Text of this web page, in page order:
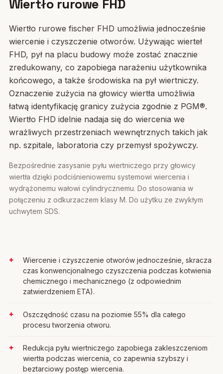
Wiertło rurowe FHD
Wiertło rurowe fischer FHD umożliwia jednocześnie
wiercenie i czyszczenie otworów. Używając wierteł
FHD, pył na placu budowy może zostać znacznie
zredukowany, co zapobiega narażeniu użytkownika
końcowego, a także środowiska na pył wiertniczy.
Oznaczenie zużycia na głowicy wiertła umożliwia
łatwą identyfikację granicy zużycia zgodnie z PGM®.
Wiertło FHD idelnie nadaja się do wiercenia we
wrażliwych przestrzeniach wewnętrznych takich jak
np. szpitale, laboratoria czy przemysł spożywczy.
Bezpośrednie zasysanie pyłu wiertniczego przy głowicy
wiertła dzięki podciśnieniowemu systemowi wiercenia i
wydrążonemu wałowi cylindrycznemu. Do stosowania w
połączeniu z odkurzaczem klasy M. Do użytku ze zwykłym
uchwytem SDS.
Wiercenie i czyszczenie otworów jednocześnie, skracza
czas konwencjonalnego czyszczenia podczas kotwienia
chemicznego i mechanicznego (z odpowiednim
zatwierdzeniem ETA).
Oszczędność czasu na poziomie 55% dla całego
procesu tworzenia otworu.
Redukcja pyłu wiertniczego zapobiega zakleszczeniom
wiertła podczas wiercenia, co zapewnia szybszy i
beztarciowy postęp wiercenia.